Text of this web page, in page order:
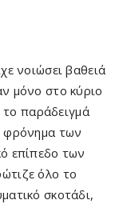
νοιώσει βαθειά
μόνο στο κύριο
το παράδειγμά
φρόνημα των
επίπεδο των
όλο το
σκοτάδι,